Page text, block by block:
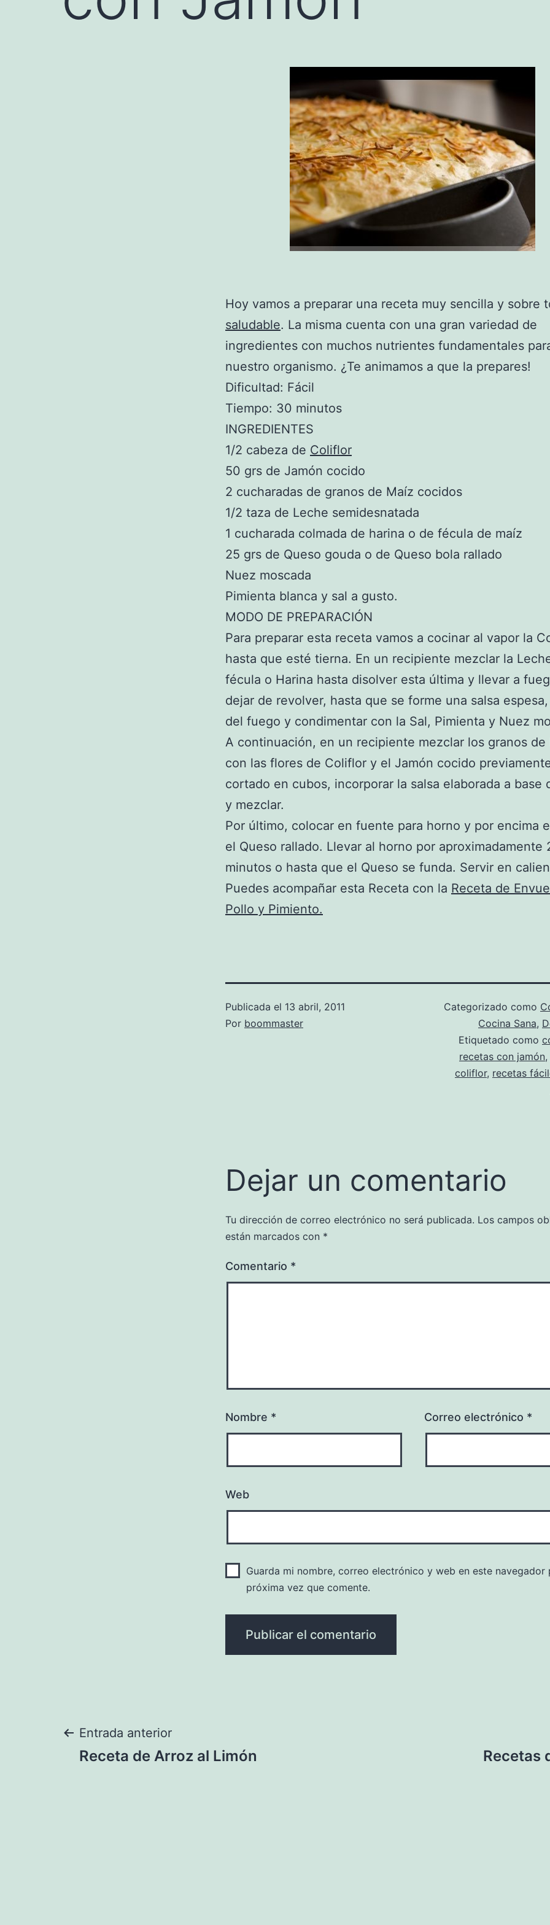
Hoy vamos a preparar una receta muy sencilla y sobre
saludable. La misma cuenta con una gran variedad de
ingredientes con muchos nutrientes fundamentales
nuestro organismo. ¿Te animamos a que la prepares!
Dificultad: Fácil
Tiempo: 30 minutos
INGREDIENTES
1/2 cabeza de Coliflor
50 grs de Jamón cocido
2 cucharadas de granos de Maíz cocidos
1/2 taza de Leche semidesnatada
1 cucharada colmada de harina o de fécula de maíz
25 grs de Queso gouda o de Queso bola rallado
Nuez moscada
Pimienta blanca y sal a gusto.
MODO DE PREPARACIÓN
Para preparar esta receta vamos a cocinar al vapor la
hasta que esté tierna. En un recipiente mezclar la
fécula o Harina hasta disolver esta última y llevar a
dejar de revolver, hasta que se forme una salsa
del fuego y condimentar con la Sal, Pimienta y Nuez
A continuación, en un recipiente mezclar los granos de
con las flores de Coliflor y el Jamón cocido
cortado en cubos, incorporar la salsa elaborada a base
y mezclar.
Por último, colocar en fuente para horno y por encima
el Queso rallado. Llevar al horno por aproximadamente
minutos o hasta que el Queso se funda. Servir en
Puedes acompañar esta Receta con la Receta de
Pollo y Pimiento.
Publicada el 13 abril, 2011
Por boommaster
Categorizado como
Cocina Sana,
Etiquetado como
recetas con jamón,
coliflor, recetas
Dejar un comentario
Tu dirección de correo electrónico no será publicada. Los campos
están marcados con *
Comentario *
Nombre * Correo electrónico *
Web
Guarda mi nombre, correo electrónico y web en este navegador
próxima vez que comente.
Navegación
Entrada anterior
Receta de Arroz al Limón
Recetas